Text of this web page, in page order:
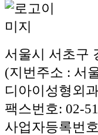
서울시 서초구
(지번주소 : 서
디아이성형외
팩스번호: 02-
사업자등록번